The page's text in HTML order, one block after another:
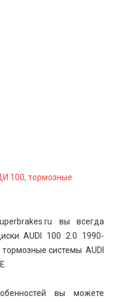
100, тормозные
вы всегда
AUDI 100 2.0 1990-
системы AUDI
вы можете